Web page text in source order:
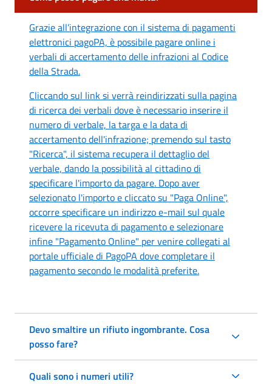
Grazie all’integrazione con il sistema di pagamenti
elettronici pagoPA, è possibile pagare online i
verbali di accertamento delle infrazioni al Codice
della Strada.
Cliccando sul linksi verrà reindirizzati sulla pagina
di ricerca dei verbali dove è necessario inserire il
numero di verbale, la targa e la data di
accertamento dell'infrazione; premendo sul tasto
"Ricerca", il sistema recupera il dettaglio del
verbale, dando la possibilità al cittadino di
specificare l'importo da pagare. Dopo aver
selezionato l'importo e cliccato su "Paga Online",
occorre specificare un indirizzo e-mail sul quale
ricevere la ricevuta di pagamento e selezionare
infine "Pagamento Online" per venire collegati al
portale ufficiale di PagoPA dove completare il
pagamento secondo le modalità preferite.
Devo smaltire un rifiuto ingombrante. Cosa
posso fare?
Quali sono i numeri utili?